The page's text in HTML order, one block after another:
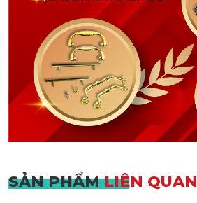
SẢN PHẨMLIÊN QUAN